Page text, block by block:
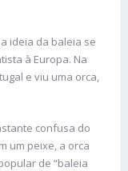
ideia da baleia se
à Europa. Na
e viu uma orca,
confusa do
um peixe, a orca
de “baleia